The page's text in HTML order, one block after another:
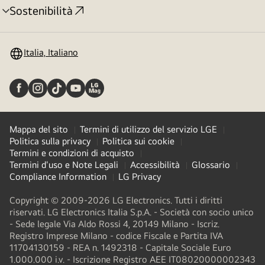
Sostenibilità
Attivazione
Italia, Italiano
Mappa del sito
Termini di utilizzo del servizio LGE
Politica sulla privacy
Politica sui cookie
Termini e condizioni di acquisto
Termini d'uso e Note Legali
Accessibilità
Glossario
Compliance Information
LG Privacy
Copyright © 2009-2026 LG Electronics. Tutti i diritti
riservati. LG Electronics Italia S.p.A. - Società con socio unico
- Sede legale Via Aldo Rossi 4, 20149 Milano - Iscriz.
Registro Imprese Milano - codice Fiscale e Partita IVA
11704130159 - REA n. 1492318 - Capitale Sociale Euro
1.000.000 i.v. - Iscrizione Registro AEE IT08020000002343​